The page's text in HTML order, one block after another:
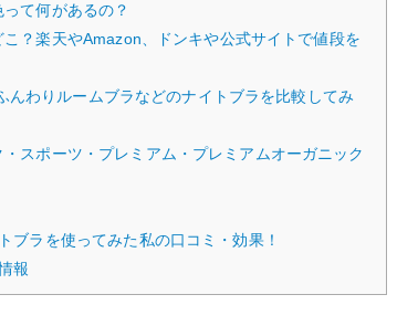
て何があるの？
？楽天やAmazon、ドンキや公式サイトで値段を
わりルームブラなどのナイトブラを比較してみ
スポーツ・プレミアム・プレミアムオーガニック
ブラを使ってみた私の口コミ・効果！
報